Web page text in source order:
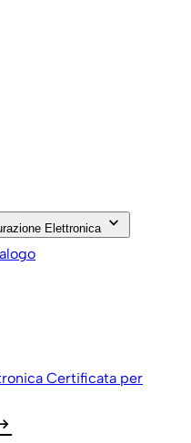
Elettronica keyboard_arrow_down
Certificata per